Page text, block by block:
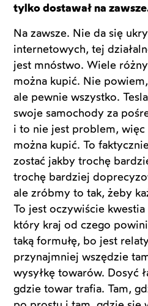
tylko dostawał na
Na zawsze. Nie da się
internetowych, tej
jest mnóstwo. Wiele
można kupić. Nie
ale pewnie wszystko.
swoje samochody za
i to nie jest problem, więc
można kupić. To
zostać jakby trochę
trochę bardziej
ale zróbmy to tak, żeby
To jest oczywiście
który kraj od czego
taką formułę, bo jest
przynajmniej wszędzie
wysyłkę towarów. Dosyć
gdzie towar trafia. Tam,